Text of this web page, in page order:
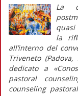
La
la
all’interno del
Triveneto
dedicato a
pastoral
counseling